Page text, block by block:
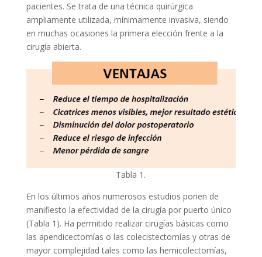
pacientes. Se trata de una técnica quirúrgica
ampliamente utilizada, mínimamente invasiva, siendo
en muchas ocasiones la primera elección frente a la
cirugía abierta.
Tabla 1.
En los últimos años numerosos estudios ponen de
manifiesto la efectividad de la cirugía por puerto único
(Tabla 1). Ha permitido realizar cirugías básicas como
las apendicectomías o las colecistectomías y otras de
mayor complejidad tales como las hemicolectomías,